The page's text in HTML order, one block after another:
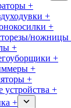
+
+
+
ножницы
+
+
+
+
устройства +
+